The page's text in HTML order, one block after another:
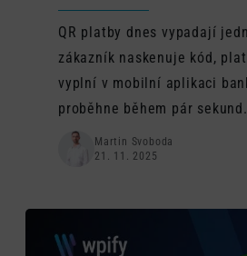
někde funguje a
jak to řešit
QR platby dnes vypadají
zákazník naskenuje kód,
vyplní v mobilní aplikaci
proběhne během pár
ale QR platby nejsou
Martin Svoboda
21. 11. 2025